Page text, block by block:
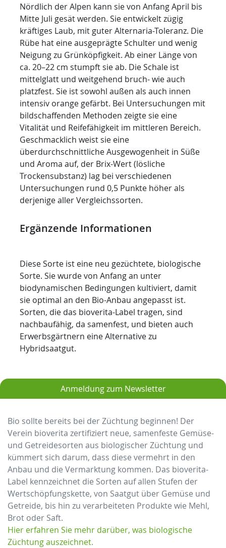
Nördlich der Alpen kann sie von Anfang April bis
Mitte Juli gesät werden. Sie entwickelt zügig
kräftiges Laub, mit guter Alternaria-Toleranz. Die
Rübe hat eine ausgeprägte Schulter und wenig
Neigung zu Grünköpfigkeit. Ab einer Länge von
ca. 20–22 cm stumpft sie ab. Die Schale ist
mittelglatt und weitgehend bruch- wie auch
platzfest. Sie ist sowohl außen als auch innen
intensiv orange gefärbt. Bei Untersuchungen mit
bildschaffenden Methoden zeigte sie eine
Vitalität und Reifefähigkeit im mittleren Bereich.
Geschmacklich weist sie eine
überdurchschnittliche Ausgewogenheit in Süße
und Aroma auf, der Brix-Wert (lösliche
Trockensubstanz) lag bei verschiedenen
Untersuchungen rund 0,5 Punkte höher als
derjenige aller Vergleichssorten.
Ergänzende Informationen
Diese Sorte ist eine neu gezüchtete, biologische
Sorte. Sie wurde von Anfang an unter
biodynamischen Bedingungen kultiviert, damit
sie optimal an den Bio-Anbau angepasst ist.
Sorten, die das bioverita-Label tragen, sind
nachbaufähig, da samenfest, und bieten auch
Erwerbsgärtnern eine Alternative zu
Hybridsaatgut.
Anmeldung zum Newsletter
Bio sollte bereits bei der Züchtung beginnen! Der
Verein bioverita zertifiziert neue, samenfeste Gemüse-
und Getreidesorten aus biologischer Züchtung und
kümmert sich darum, dass diese vermehrt in den
Anbau und die Vermarktung kommen. Das bioverita-
Label kennzeichnet die Sorten auf allen Stufen der
Wertschöpfungskette, von Saatgut über Gemüse und
Getreide, bis hin zu verarbeiteten Produkte wie Mehl,
Brot oder Saft.
Hier erfahren Sie mehr darüber, was biologische
Züchtung auszeichnet.